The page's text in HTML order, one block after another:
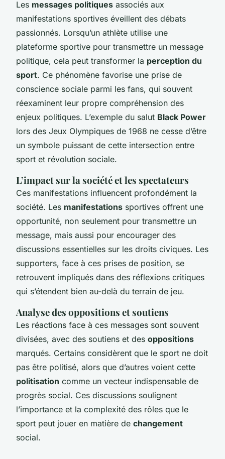
Les messages politiques associés aux
manifestations sportives éveillent des débats
passionnés. Lorsqu’un athlète utilise une
plateforme sportive pour transmettre un message
politique, cela peut transformer la perception du
sport. Ce phénomène favorise une prise de
conscience sociale parmi les fans, qui souvent
réexaminent leur propre compréhension des
enjeux politiques. L’exemple du salut Black Power
lors des Jeux Olympiques de 1968 ne cesse d’être
un symbole puissant de cette intersection entre
sport et révolution sociale.
L’impact sur la société et les spectateurs
Ces manifestations influencent profondément la
société. Les manifestations sportives offrent une
opportunité, non seulement pour transmettre un
message, mais aussi pour encourager des
discussions essentielles sur les droits civiques. Les
supporters, face à ces prises de position, se
retrouvent impliqués dans des réflexions critiques
qui s’étendent bien au-delà du terrain de jeu.
Analyse des oppositions et soutiens
Les réactions face à ces messages sont souvent
divisées, avec des soutiens et des oppositions
marqués. Certains considèrent que le sport ne doit
pas être politisé, alors que d’autres voient cette
politisation comme un vecteur indispensable de
progrès social. Ces discussions soulignent
l’importance et la complexité des rôles que le
sport peut jouer en matière de changement
social.